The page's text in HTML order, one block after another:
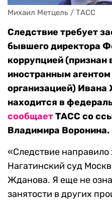
Михаил Метцель / ТАСС
Следствие требует
бывшего директора
коррупцией (признан
иностранным
организацией)
находится в
сообщаетТАСС со
Владимира Воронина.
«Следствие направило
Нагатинский суд
Жданова. Я еще не
занятости в других